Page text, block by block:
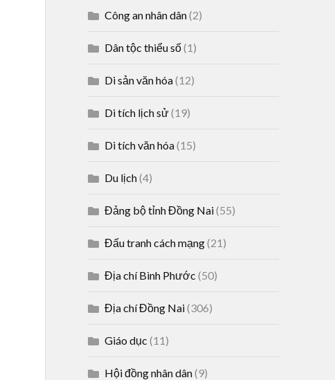
Công an nhân dân(2)
Dân tộc thiểu số(1)
Di sản văn hóa(12)
Di tích lịch sử(19)
Di tích văn hóa(15)
Du lịch(4)
Đảng bộ tỉnh Đồng Nai(55)
Đấu tranh cách mạng(21)
Địa chí Bình Phước (50)
Địa chí Đồng Nai(306)
Giáo dục (11)
Hội đồng nhân dân(9)